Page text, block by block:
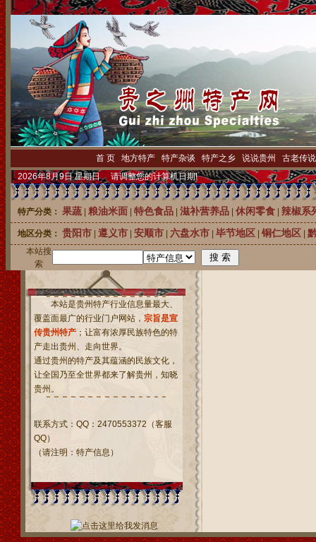
首 页 地方特产 特产杂谈 特产之乡 说说贵州
古老传说
2026年8月9日 星期日 请调整您的计算机日期!
特产分类： 果蔬 粮油米面 特色食品 滋补营养品 休闲零食 辣椒系
地区分类： 贵阳市 遵义市 安顺市 六盘水市 毕节地区 铜仁地区
本站搜
索
本站是贵州特产行业信息量最大、
覆盖面最广的行业门户网站， 宗旨是宣
传贵州特产；让富有浓厚民族特色的特
产走出贵州、走向世界。
通过贵州的特产及其蕴涵的民族文化，
让全国乃至全世界都来了解贵州，知晓
贵州。
联系方式：QQ：2470553372（客服
QQ）
（请注明：特产信息）